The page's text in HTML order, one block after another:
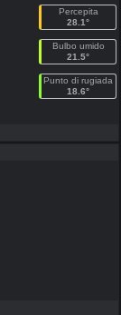
Percepita
28.1°
Bulbo umido
21.5°
Punto di rugiada
18.6°